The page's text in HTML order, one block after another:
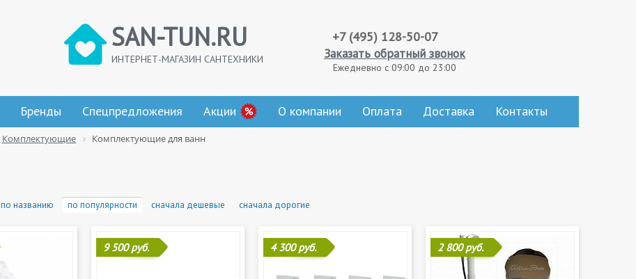
SAN-TUN.RU
ИНТЕРНЕТ-МАГАЗИН САНТЕХНИКИ
+7 (495) 128-50-07
Заказать обратный звонок
Ежедневно с 09:00 до 23:00
Бренды Спецпредложения Акции О компании Оплата Доставка Контакты
Комплектующие Комплектующие для ванн
по названию по популярности сначала дешевые сначала дорогие
9 500 руб. 4 300 руб. 2 800 руб.